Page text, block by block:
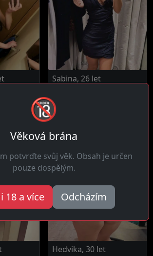
Sabina, 26 let
Čau! Jsem spontánní a bez
stresu, miluju setkání
Hedvika, 30 let
🔞
Věková brána
potvrďte svůj věk. Obsah je určen
pouze dospělým.
18 a více Odcházím